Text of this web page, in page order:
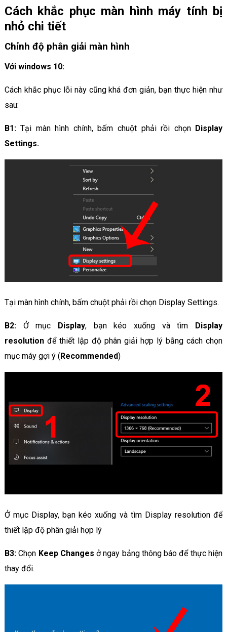
Cách khắc phục màn hình máy tính bị
nhỏ chi tiết
Chỉnh độ phân giải màn hình
Với windows 10:
Cách khắc phục lỗi này cũng khá đơn giản, bạn thực hiện như
sau:
B1:Tại màn hình chính, bấm chuột phải rồi chọnDisplay
Settings.
Tại màn hình chính, bấm chuột phải rồi chọn Display Settings.
B2:Ở mục Display, bạn kéo xuống và tìm Display
resolutionđể thiết lập độ phân giải hợp lý bằng cách chọn
mục máy gợi ý (Recommended)
Ở mục Display, bạn kéo xuống và tìm Display resolution để
thiết lập độ phân giải hợp lý
B3:Chọn Keep Changes ở ngay bảng thông báo để thực hiện
thay đổi.